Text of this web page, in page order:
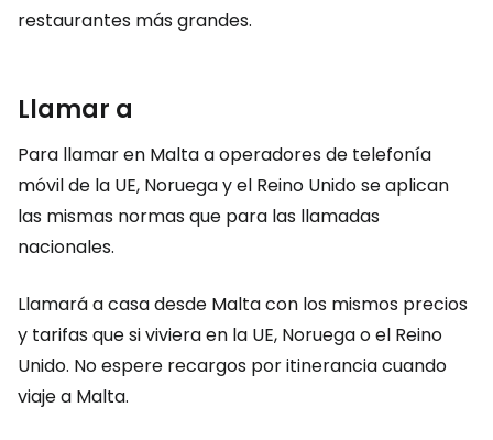
restaurantes más grandes.
Llamar a
Para llamar en Malta a operadores de telefonía
móvil de la UE, Noruega y el Reino Unido se aplican
las mismas normas que para las llamadas
nacionales.
Llamará a casa desde Malta con los mismos precios
y tarifas que si viviera en la UE, Noruega o el Reino
Unido. No espere recargos por itinerancia cuando
viaje a Malta.